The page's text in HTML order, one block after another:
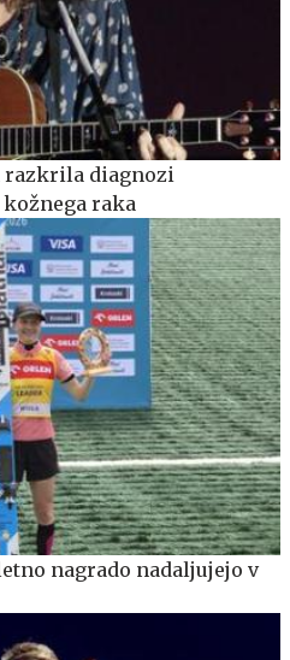
razkrila diagnozi
raka
nagrado nadaljujejo v